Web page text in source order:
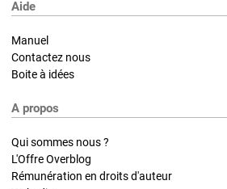
Aide
Manuel
Contactez nous
Boite à idées
A propos
Qui sommes nous ?
L'Offre Overblog
Rémunération en droits d'auteur